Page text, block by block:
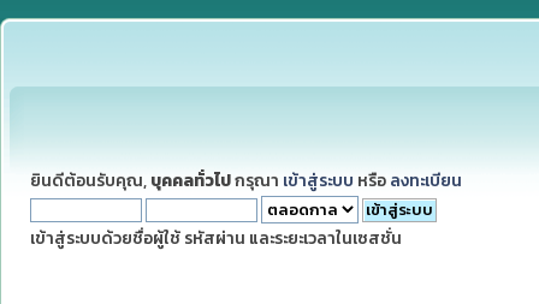
ยินดีต้อนรับคุณ, บุคคลทั่วไปกรุณา เข้าสู่ระบบ หรือ ลงทะเบียน
เข้าสู่ระบบด้วยชื่อผู้ใช้ รหัสผ่าน และระยะเวลาในเซสชั่น